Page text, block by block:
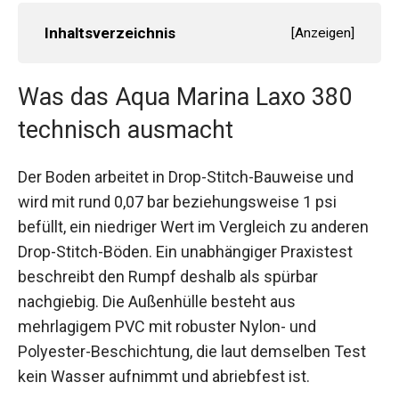
Inhaltsverzeichnis [Anzeigen]
Was das Aqua Marina Laxo 380
technisch ausmacht
Der Boden arbeitet in Drop-Stitch-Bauweise und
wird mit rund 0,07 bar beziehungsweise 1 psi
befüllt, ein niedriger Wert im Vergleich zu anderen
Drop-Stitch-Böden. Ein unabhängiger Praxistest
beschreibt den Rumpf deshalb als spürbar
nachgiebig. Die Außenhülle besteht aus
mehrlagigem PVC mit robuster Nylon- und
Polyester-Beschichtung, die laut demselben Test
kein Wasser aufnimmt und abriebfest ist.